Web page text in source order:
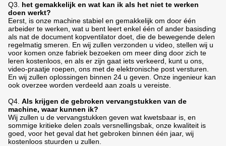
Q3. het gemakkelijk en wat kan ik als het niet te werken
doen werkt?
Eerst, is onze machine stabiel en gemakkelijk om door één
arbeider te werken, wat u bent leert enkel één of ander basisding
als nat de document kopventilator doet, die de bewegende delen
regelmatig smeren. En wij zullen verzonden u video, stellen wij u
voor komen onze fabriek bezoeken om meer ding door zich te
leren kostenloos, en als er zijn gaat iets verkeerd, kunt u ons,
video-praatje roepen, ons met de elektronische post versturen.
En wij zullen oplossingen binnen 24 u geven. Onze ingenieur kan
ook overzee worden verdeeld aan zoals u vereiste.
Q4. Als krijgen de gebroken vervangstukken van de
machine, waar kunnen ik?
Wij zullen u de vervangstukken geven wat kwetsbaar is, en
sommige kritieke delen zoals versnellingsbak, onze kwaliteit is
goed, voor het geval dat het gebroken binnen één jaar, wij
kostenloos stuurden u zullen.